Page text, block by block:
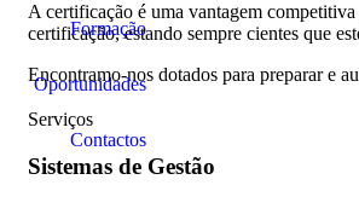
Formação
Oportunidades
Contactos
A certificação é uma vantagem
certificação, estando sempre cientes que
Encontramo-nos dotados para preparar e
Qualidade
(ISO9001)
Ambiente
(ISO14001)
Segurança e Saúde
(ISO45001)
Responsabilidade Social
(SA8000)
Formação
(NP10015)
Segurança da Informação
(ISO27001)
Segurança Alimentar
(ISO22000)
Recursos Humanos
(NP4427)
Serviços
Sistemas de Gestão​